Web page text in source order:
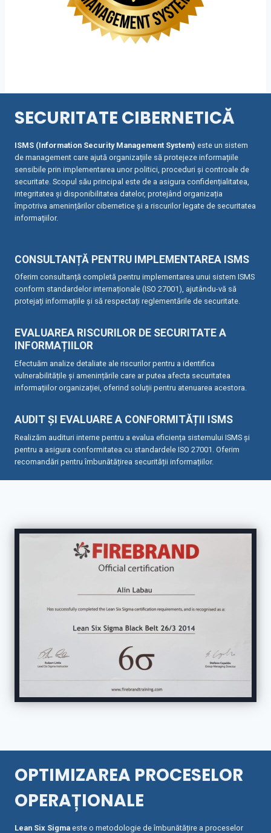
SECURITATE CIBERNETICĂ
ISMS (Information Security Management System) este un sistem
de management care ajută organizațiile să protejeze informațiile
sensibile prin implementarea unor politici, proceduri și controale de
securitate. Scopul său principal este de a asigura confidențialitatea,
integritatea și disponibilitatea datelor, protejând organizația
împotriva amenințărilor cibernetice și a riscurilor legate de securitatea
informațiilor.
CONSULTANȚĂ PENTRU IMPLEMENTAREA ISMS
Oferim consultanță completă pentru implementarea unui sistem ISMS
conform standardelor internaționale (ISO 27001), ajutându-vă să
protejați informațiile și să respectați reglementările de securitate.
EVALUAREA RISCURILOR DE SECURITATE A
INFORMAȚIILOR
Efectuăm analize detaliate ale riscurilor pentru a identifica
vulnerabilitățile și amenințările care ar putea afecta securitatea
informațiilor organizației, oferind soluții pentru atenuarea acestora.
AUDIT ȘI EVALUARE A CONFORMITĂȚII ISMS
Realizăm audituri interne pentru a evalua eficiența sistemului ISMS și
pentru a asigura conformitatea cu standardele ISO 27001. Oferim
recomandări pentru îmbunătățirea securității informațiilor.
OPTIMIZAREA PROCESELOR
OPERAȚIONALE
Lean Six Sigma este o metodologie de îmbunătățire a proceselor